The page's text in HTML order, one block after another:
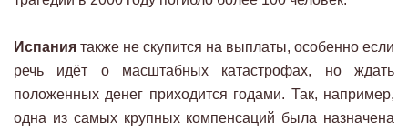
Испания также не скупится на выплаты, особенно если
речь идёт о масштабных катастрофах, но ждать
положенных денег приходится годами. Так, например,
одна из самых крупных компенсаций была назначена